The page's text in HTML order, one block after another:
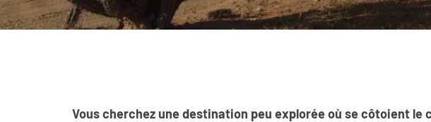
Vous cherchez une destination peu explorée où se côtoient le